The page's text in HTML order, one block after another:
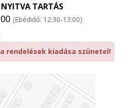
TARTÁS
(Ebédidő: 12:30-13:00)
rendelések kiadása szünetel!